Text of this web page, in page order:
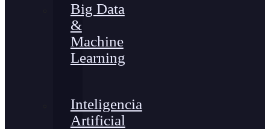
Big Data
&
Machine
Learning
Inteligencia
Artificial